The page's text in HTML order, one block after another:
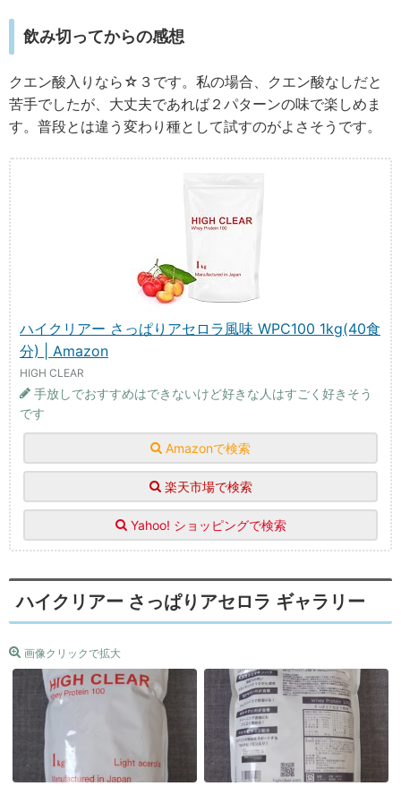
飲み切ってからの感想
クエン酸入りなら☆３です。私の場合、クエン酸なしだと
苦手でしたが、大丈夫であれば２パターンの味で楽しめま
す。普段とは違う変わり種として試すのがよさそうです。
ハイクリアー さっぱりアセロラ風味 WPC100 1kg(40食
分) | Amazon
HIGH CLEAR
手放しでおすすめはできないけど好きな人はすごく好きそう
です
Amazonで検索
楽天市場で検索
Yahoo! ショッピングで検索
ハイクリアー さっぱりアセロラ ギャラリー
画像クリックで拡大